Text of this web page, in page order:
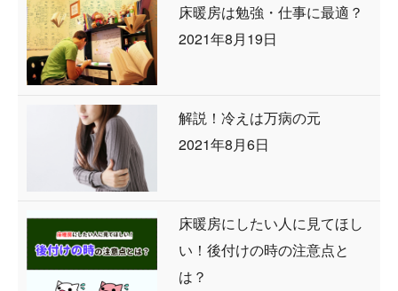
床暖房は勉強・仕事に最適？
2021年8月19日
解説！冷えは万病の元
2021年8月6日
床暖房にしたい人に見てほし
い！後付けの時の注意点と
は？